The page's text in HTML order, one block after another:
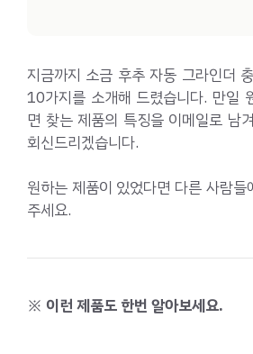
지금까지 소금 후추 자동 그라인더
10가지를 소개해 드렸습니다. 만일
면 찾는 제품의 특징을 이메일로 남
회신드리겠습니다.
원하는 제품이 있었다면 다른 사람들
주세요.
※ 이런 제품도 한번 알아보세요.